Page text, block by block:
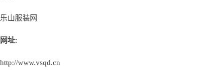
乐山服装网
网址:
http://www.vsqd.cn